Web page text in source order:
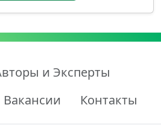
и Эксперты
Вакансии Контакты